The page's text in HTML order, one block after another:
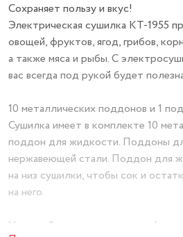
Сохраняет пользу и вкус!
Электрическая сушилка КТ-1955
овощей, фруктов, ягод, грибов,
а также мяса и рыбы. С
вас всегда под рукой будет
10 металлических поддонов и 1
Сушилка имеет в комплекте 10
поддон для жидкости. Поддоны
нержавеющей стали. Поддон для
на низ сушилки, чтобы сок и
на него.
Управляйте процессом сушки!